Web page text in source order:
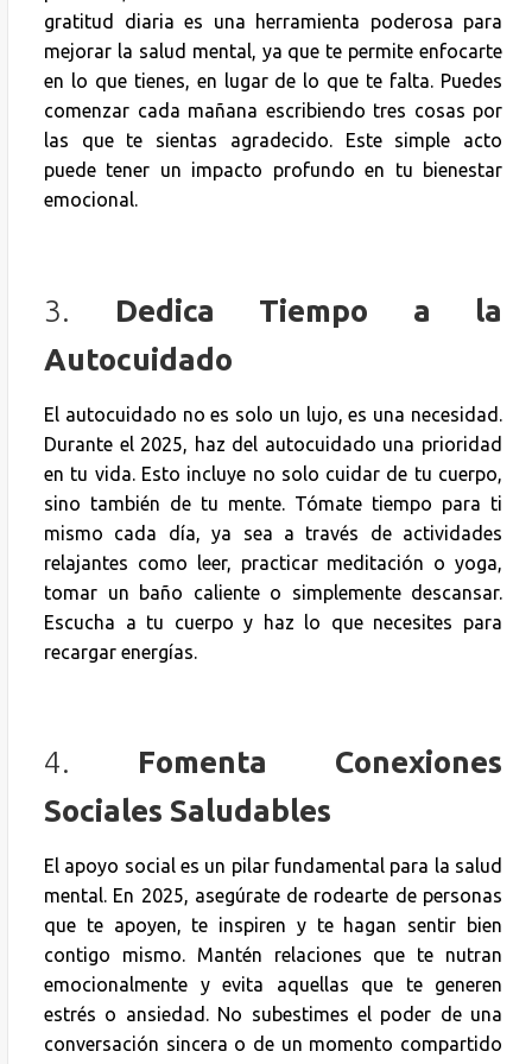
gratitud diaria es una herramienta poderosa para
mejorar la salud mental, ya que te permite enfocarte
en lo que tienes, en lugar de lo que te falta. Puedes
comenzar cada mañana escribiendo tres cosas por
las que te sientas agradecido. Este simple acto
puede tener un impacto profundo en tu bienestar
emocional.
3. Dedica Tiempo a la
Autocuidado
El autocuidado no es solo un lujo, es una necesidad.
Durante el 2025, haz del autocuidado una prioridad
en tu vida. Esto incluye no solo cuidar de tu cuerpo,
sino también de tu mente. Tómate tiempo para ti
mismo cada día, ya sea a través de actividades
relajantes como leer, practicar meditación o yoga,
tomar un baño caliente o simplemente descansar.
Escucha a tu cuerpo y haz lo que necesites para
recargar energías.
4. Fomenta Conexiones
Sociales Saludables
El apoyo social es un pilar fundamental para la salud
mental. En 2025, asegúrate de rodearte de personas
que te apoyen, te inspiren y te hagan sentir bien
contigo mismo. Mantén relaciones que te nutran
emocionalmente y evita aquellas que te generen
estrés o ansiedad. No subestimes el poder de una
conversación sincera o de un momento compartido